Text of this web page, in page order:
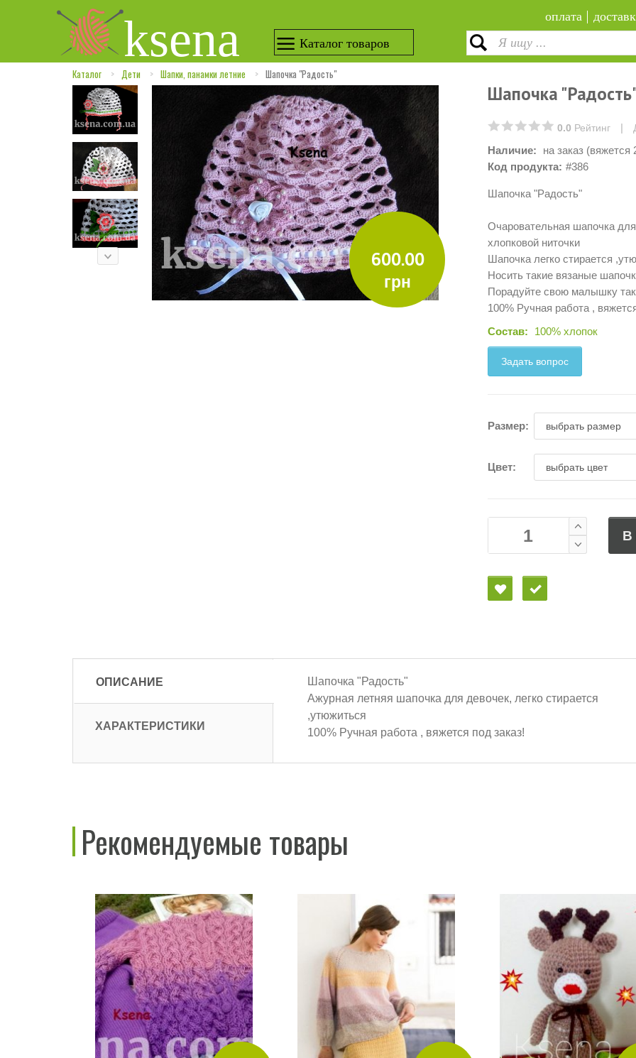
оплата
ksena Каталог товаров
Каталог Дети Шапки, панамки летние Шапочка "Радость"
600.00
грн
Шапочка
0.0 Рейтинг |
Наличие:
на заказ (вяжется
Код продукта: #386
Шапочка "Радость"
Очаровательная шапочка
хлопковой ниточки
Шапочка легко стирается
Носить такие вязаные
Порадуйте свою малышку
100% Ручная работа ,
Состав:
100% хлопок
Задать вопрос
Размер:
Цвет:
В
ОПИСАНИЕ
ХАРАКТЕРИСТИКИ
Шапочка "Радость"
Ажурная летняя шапочка для девочек, легко стирается
,утюжиться
100% Ручная работа , вяжется под заказ!
Рекомендуемые товары